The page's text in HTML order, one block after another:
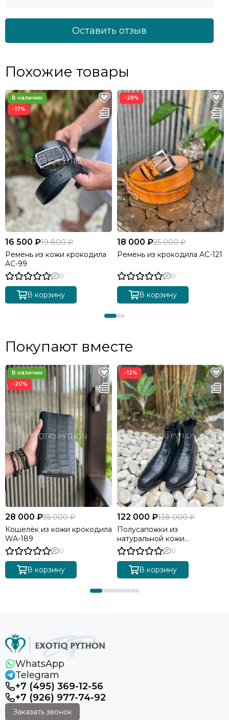
Оставить отзыв
Похожие товары
−17%
16 500 ₽19 800 ₽
Ремень из кожи крокодила
AC-99
0
В корзину
−28%
18 000 ₽25 000 ₽
Ремень из крокодила AC-121
0
В корзину
Покупают вместе
−20%
28 000 ₽35 000 ₽
Кошелёк из кожи крокодила
WA-189
0
В корзину
−12%
122 000 ₽138 000 ₽
Полусапожки из
натуральной кожи
крокодила SH-174
0
В корзину
WhatsApp
Telegram
+7 (495) 369-12-56
+7 (926) 977-74-92
Заказать звонок